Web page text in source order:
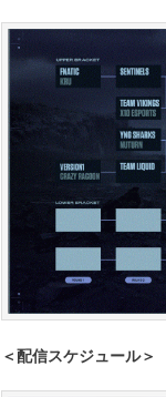
＜配信スケジュール＞